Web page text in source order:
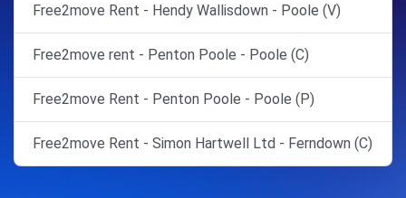
Free2move Rent - Hendy Wallisdown - Poole (V)
Free2move rent - Penton Poole - Poole (C)
Free2move Rent - Penton Poole - Poole (P)
Free2move Rent - Simon Hartwell Ltd - Ferndown (C)